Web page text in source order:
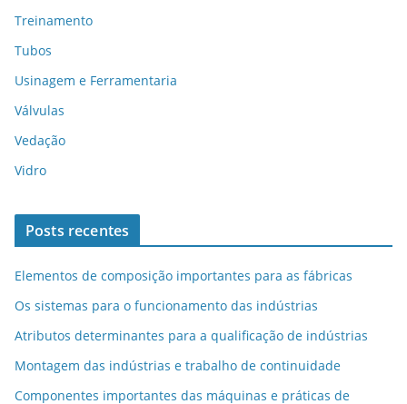
Treinamento
Tubos
Usinagem e Ferramentaria
Válvulas
Vedação
Vidro
Posts recentes
Elementos de composição importantes para as fábricas
Os sistemas para o funcionamento das indústrias
Atributos determinantes para a qualificação de indústrias
Montagem das indústrias e trabalho de continuidade
Componentes importantes das máquinas e práticas de